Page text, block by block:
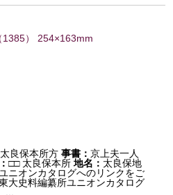
1385） 254×163mm
太良保本所方 事書：京上夫一人
□□ 太良保本所 地名： 太良保地
ニオンカタログへのリンクをご
東大史料編纂所ユニオンカタログ